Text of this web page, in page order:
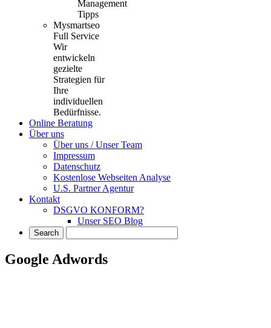
Management
Tipps
Mysmartseo
Full Service
Wir
entwickeln
gezielte
Strategien für
Ihre
individuellen
Bedürfnisse.
Online Beratung
Über uns
Über uns / Unser Team
Impressum
Datenschutz
Kostenlose Webseiten Analyse
U.S. Partner Agentur
Kontakt
DSGVO KONFORM?
Unser SEO Blog
Google Adwords